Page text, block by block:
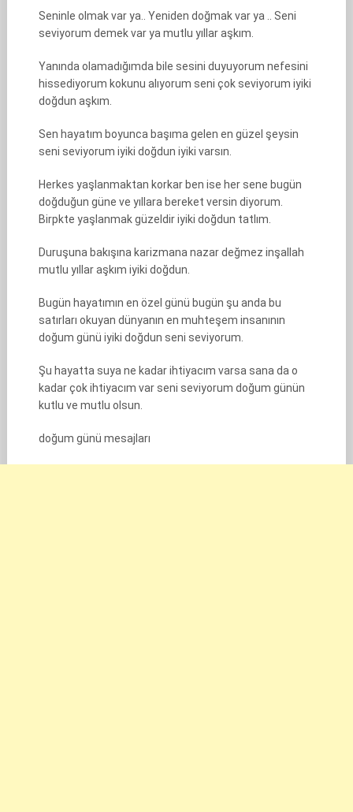
Seninle olmak var ya.. Yeniden doğmak var ya .. Seni
seviyorum demek var ya mutlu yıllar aşkım.
Yanında olamadığımda bile sesini duyuyorum nefesini
hissediyorum kokunu alıyorum seni çok seviyorum iyiki
doğdun aşkım.
Sen hayatım boyunca başıma gelen en güzel şeysin
seni seviyorum iyiki doğdun iyiki varsın.
Herkes yaşlanmaktan korkar ben ise her sene bugün
doğduğun güne ve yıllara bereket versin diyorum.
Birpkte yaşlanmak güzeldir iyiki doğdun tatlım.
Duruşuna bakışına karizmana nazar değmez inşallah
mutlu yıllar aşkım iyiki doğdun.
Bugün hayatımın en özel günü bugün şu anda bu
satırları okuyan dünyanın en muhteşem insanının
doğum günü iyiki doğdun seni seviyorum.
Şu hayatta suya ne kadar ihtiyacım varsa sana da o
kadar çok ihtiyacım var seni seviyorum doğum günün
kutlu ve mutlu olsun.
doğum günü mesajları